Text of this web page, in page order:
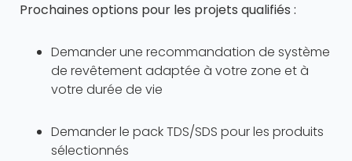
Prochaines options pour les projets qualifiés :
Demander une recommandation de système
de revêtement adaptée à votre zone et à
votre durée de vie
Demander le pack TDS/SDS pour les produits
sélectionnés